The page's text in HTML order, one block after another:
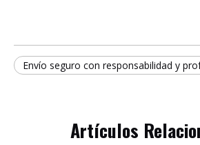
Envío seguro con responsabilidad y
Artículos